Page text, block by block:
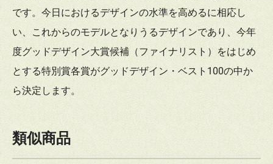
です。今日におけるデザインの水準を高めるに相応し
い、これからのモデルとなりうるデザインであり、今年
度グッドデザイン大賞候補（ファイナリスト）をはじめ
とする特別賞各賞がグッドデザイン・ベスト100の中か
ら決定します。
類似商品